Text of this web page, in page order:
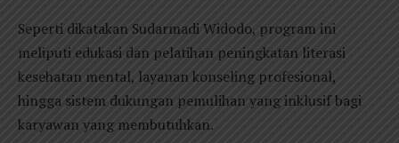
Seperti dikatakan Sudarmadi Widodo, program ini
meliputi edukasi dan pelatihan peningkatan literasi
kesehatan mental, layanan konseling profesional,
hingga sistem dukungan pemulihan yang inklusif bagi
karyawan yang membutuhkan.